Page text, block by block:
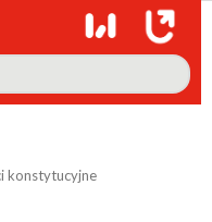
konstytucyjne